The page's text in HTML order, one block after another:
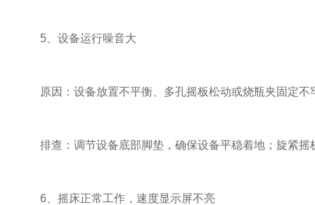
5、设备运行噪音大
原因：设备放置不平衡、多孔摇板松动或烧瓶夹固定不
排查：调节设备底部脚垫，确保设备平稳着地；旋紧摇
6、摇床正常工作，速度显示屏不亮